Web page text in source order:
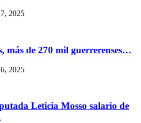
2025
más de 270 mil guerrerenses…
2025
Leticia Mosso salario de